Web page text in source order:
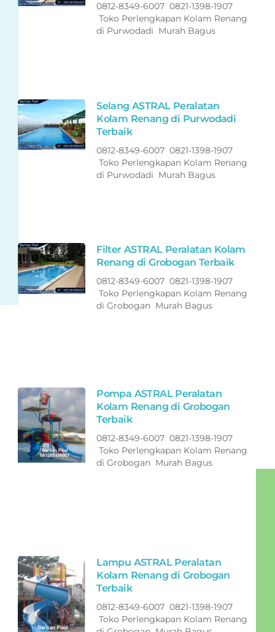
0812-8349-6007 0821-1398-1907
Toko Perlengkapan Kolam Renang
di Purwodadi Murah Bagus
Selang ASTRAL Peralatan
Kolam Renang di Purwodadi
Terbaik
0812-8349-6007 0821-1398-1907
Toko Perlengkapan Kolam Renang
di Purwodadi Murah Bagus
Filter ASTRAL Peralatan Kolam
Renang di Grobogan Terbaik
0812-8349-6007 0821-1398-1907
Toko Perlengkapan Kolam Renang
di Grobogan Murah Bagus
Pompa ASTRAL Peralatan
Kolam Renang di Grobogan
Terbaik
0812-8349-6007 0821-1398-1907
Toko Perlengkapan Kolam Renang
di Grobogan Murah Bagus
Lampu ASTRAL Peralatan
Kolam Renang di Grobogan
Terbaik
0812-8349-6007 0821-1398-1907
Toko Perlengkapan Kolam Renang